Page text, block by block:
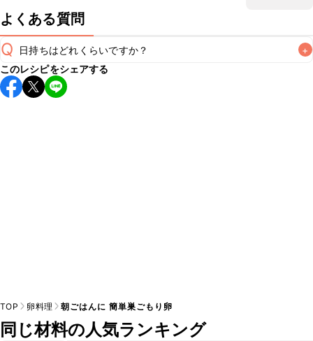
よくある質問
Q 日持ちはどれくらいですか？ +
保存期間は冷蔵で当日中が目安です。なるべくお早めにお召
し上がりください。
このレシピをシェアする
TOP 卵料理 朝ごはんに 簡単巣ごもり卵
同じ材料の人気ランキング